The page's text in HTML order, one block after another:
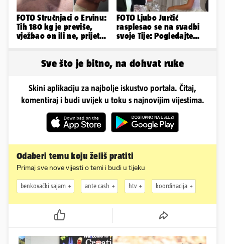
FOTO Stručnjaci o Ervinu:
Tih 180 kg je previše,
vježbao on ili ne, prijete
FOTO Ljubo Jurčić
rasplesao se na svadbi
svoje Tije: Pogledajte
Sve što je bitno, na dohvat ruke
Skini aplikaciju za najbolje iskustvo portala. Čitaj,
komentiraj i budi uvijek u toku s najnovijim vijestima.
Odaberi temu koju želiš pratiti
Primaj sve nove vijesti o temi i budi u tijeku
benkovački sajam ante cash htv koordinacija